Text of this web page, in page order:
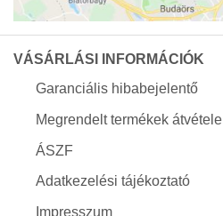
VÁSÁRLÁSI INFORMÁCIÓK
Garanciális hibabejelentő
Megrendelt termékek átvétele
ÁSZF
Adatkezelési tájékoztató
Impresszum